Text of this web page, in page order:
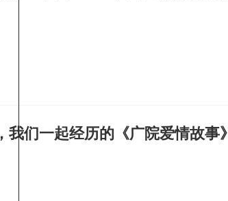
我们一起经历的《广院爱情故事》